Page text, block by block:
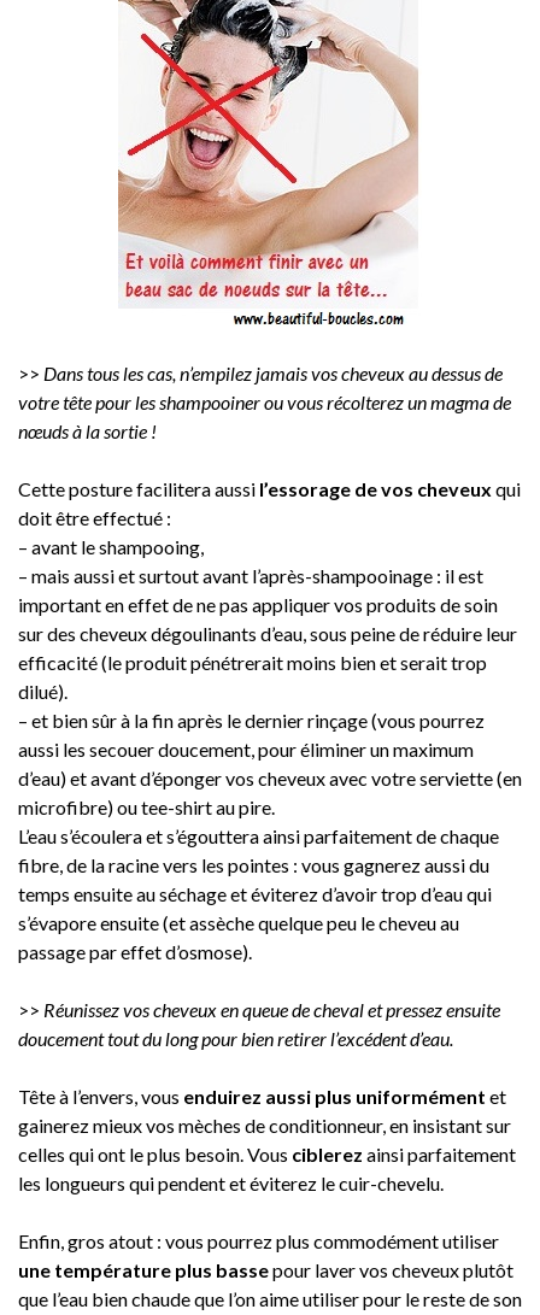
>> Dans tous les cas, n’empilez jamais vos cheveux au dessus de
votre tête pour les shampooiner ou vous récolterez un magma de
nœuds à la sortie !
Cette posture facilitera aussi l’essorage de vos cheveux qui
doit être effectué :
– avant le shampooing,
– mais aussi et surtout avant l’après-shampooinage : il est
important en effet de ne pas appliquer vos produits de soin
sur des cheveux dégoulinants d’eau, sous peine de réduire leur
efficacité (le produit pénétrerait moins bien et serait trop
dilué).
– et bien sûr à la fin après le dernier rinçage (vous pourrez
aussi les secouer doucement, pour éliminer un maximum
d’eau) et avant d’éponger vos cheveux avec votre serviette (en
microfibre) ou tee-shirt au pire.
L’eau s’écoulera et s’égouttera ainsi parfaitement de chaque
fibre, de la racine vers les pointes : vous gagnerez aussi du
temps ensuite au séchage et éviterez d’avoir trop d’eau qui
s’évapore ensuite (et assèche quelque peu le cheveu au
passage par effet d’osmose).
>> Réunissez vos cheveux en queue de cheval et pressez ensuite
doucement tout du long pour bien retirer l’excédent d’eau.
Tête à l’envers, vous enduirez aussi plus uniformément et
gainerez mieux vos mèches de conditionneur, en insistant sur
celles qui ont le plus besoin. Vous ciblerez ainsi parfaitement
les longueurs qui pendent et éviterez le cuir-chevelu.
Enfin, gros atout : vous pourrez plus commodément utiliser
une température plus bassepour laver vos cheveux plutôt
que l’eau bien chaude que l’on aime utiliser pour le reste de son